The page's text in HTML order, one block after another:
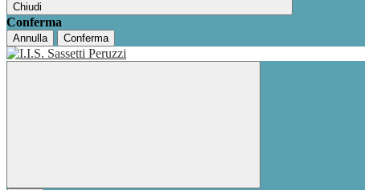
Chiudi
Conferma
Annulla Conferma